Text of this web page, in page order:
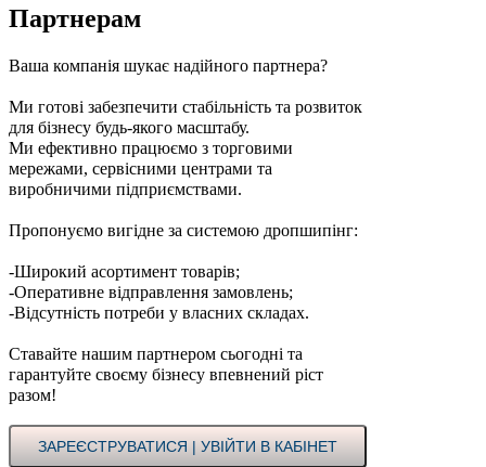
Партнерам
Ваша компанія шукає надійного партнера?
Ми готові забезпечити стабільність та розвиток
для бізнесу будь-якого масштабу.
Ми ефективно працюємо з торговими
мережами, сервісними центрами та
виробничими підприємствами.
Пропонуємо вигідне за системою дропшипінг:
-Широкий асортимент товарів;
-Оперативне відправлення замовлень;
-Відсутність потреби у власних складах.
Ставайте нашим партнером сьогодні та
гарантуйте своєму бізнесу впевнений ріст
разом!
ЗАРЕЄСТРУВАТИСЯ | УВІЙТИ В КАБІНЕТ